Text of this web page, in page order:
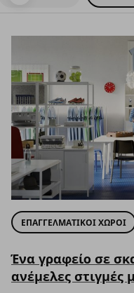
ΕΠΑΓΓΕΛΜΑΤΙΚΟΙ ΧΩΡΟΙ
Ένα γραφείο σε
ανέμελες στιγμές